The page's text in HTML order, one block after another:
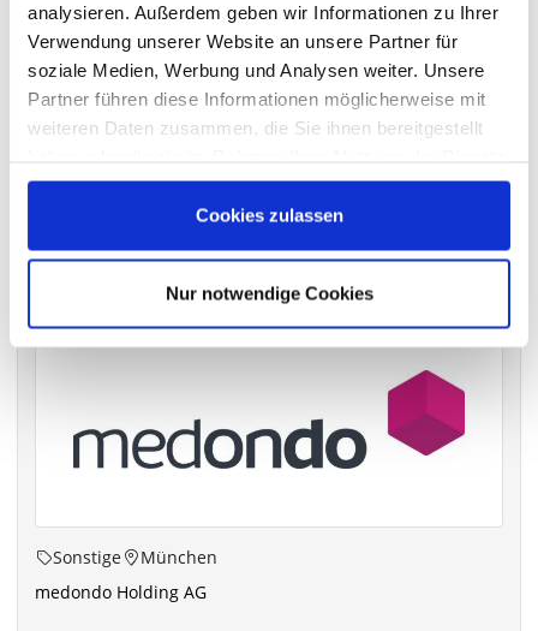
analysieren. Außerdem geben wir Informationen zu Ihrer
Verwendung unserer Website an unsere Partner für
soziale Medien, Werbung und Analysen weiter. Unsere
Partner führen diese Informationen möglicherweise mit
weiteren Daten zusammen, die Sie ihnen bereitgestellt
gesammelt haben.
Cookies zulassen
Nur notwendige Cookies
VERGANGENE HAUPTVERSAMMLUNGSTERMINE
archiv.hauptversammlung.de
Die nächsten Termine
Sonstige
München
medondo Holding AG